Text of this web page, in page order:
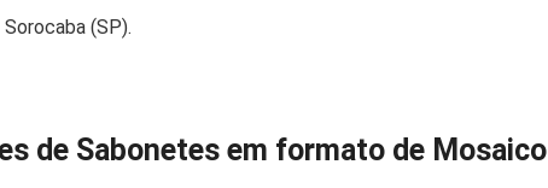
(SP).
de Sabonetes em formato de Mosaico